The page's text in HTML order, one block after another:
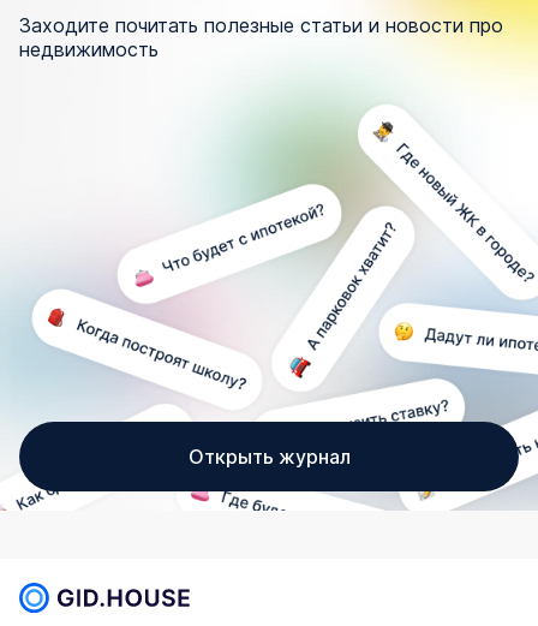
Заходите почитать полезные статьи и новости про
недвижимость
Открыть журнал